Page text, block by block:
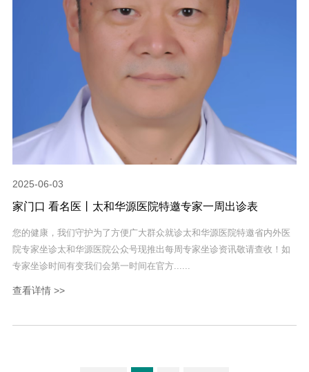
2025-06-03
家门口 看名医丨太和华源医院特邀专家一周出诊表
您的健康，我们守护为了方便广大群众就诊太和华源医院特邀省内外医
院专家坐诊太和华源医院公众号现推出每周专家坐诊资讯敬请查收！如
专家坐诊时间有变我们会第一时间在官方......
查看详情 >>